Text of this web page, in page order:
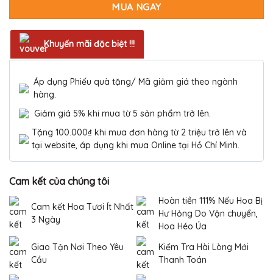
MUA NGAY
Khuyến mãi đặc biệt !!!
Áp dụng Phiếu quà tặng/ Mã giảm giá theo ngành
hàng.
Giảm giá 5% khi mua từ 5 sản phẩm trở lên.
Tặng 100.000₫ khi mua đơn hàng từ 2 triệu trở lên và
tại website, áp dụng khi mua Online tại Hồ Chí Minh.
Cam kết của chúng tôi
Cam kết Hoa Tươi Ít Nhất
3 Ngày
Hoàn tiền 111% Nếu Hoa Bị
Hư Hỏng Do Vận chuyển,
Hoa Héo Úa
Giao Tận Nơi Theo Yêu
Cầu
Kiểm Tra Hài Lòng Mới
Thanh Toán